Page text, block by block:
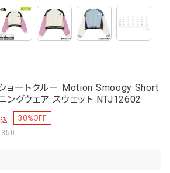
ョートクルー Motion Smoogy Short
ングウェア スウェット NTJ12602
30%OFF